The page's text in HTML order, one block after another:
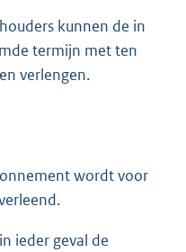
kunnen de in
termijn met ten
verlengen.
wordt voor
ieder geval de